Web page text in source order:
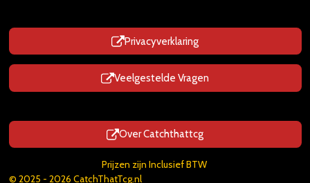
Privacyverklaring
Veelgestelde Vragen
Over Catchthattcg
Prijzen zijn Inclusief BTW
© 2025 - 2026 CatchThatTcg.nl